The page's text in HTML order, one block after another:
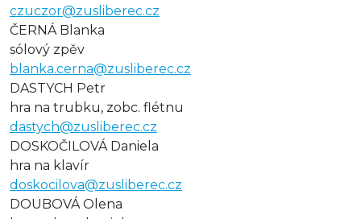
czuczor@zusliberec.cz
ČERNÁ Blanka
sólový zpěv
blanka.cerna@zusliberec.cz
DASTYCH Petr
hra na trubku, zobc. flétnu
dastych@zusliberec.cz
DOSKOČILOVÁ Daniela
hra na klavír
doskocilova@zusliberec.cz
DOUBOVÁ Olena